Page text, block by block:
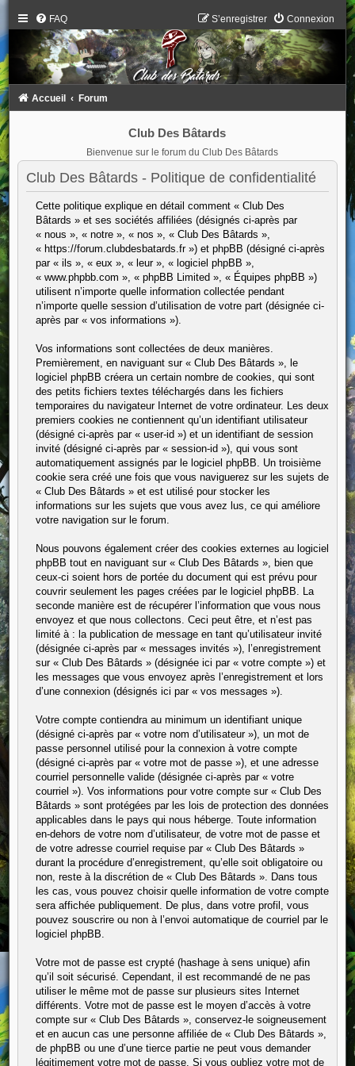
FAQ Connexion
S’enregistrer
Accueil Forum
Club Des Bâtards
Bienvenue sur le forum du Club Des Bâtards
Club Des Bâtards - Politique de confidentialité
Cette politique explique en détail comment « Club Des
Bâtards » et ses sociétés affiliées (désignés ci-après par
« nous », « notre », « nos », « Club Des Bâtards »,
« https://forum.clubdesbatards.fr ») et phpBB (désigné ci-après
par « ils », « eux », « leur », « logiciel phpBB »,
« www.phpbb.com », « phpBB Limited », « Équipes phpBB »)
utilisent n’importe quelle information collectée pendant
n’importe quelle session d’utilisation de votre part (désignée ci-
après par « vos informations »).
Vos informations sont collectées de deux manières.
Premièrement, en naviguant sur « Club Des Bâtards », le
logiciel phpBB créera un certain nombre de cookies, qui sont
des petits fichiers textes téléchargés dans les fichiers
temporaires du navigateur Internet de votre ordinateur. Les deux
premiers cookies ne contiennent qu’un identifiant utilisateur
(désigné ci-après par « user-id ») et un identifiant de session
invité (désigné ci-après par « session-id »), qui vous sont
automatiquement assignés par le logiciel phpBB. Un troisième
cookie sera créé une fois que vous naviguerez sur les sujets de
« Club Des Bâtards » et est utilisé pour stocker les
informations sur les sujets que vous avez lus, ce qui améliore
votre navigation sur le forum.
Nous pouvons également créer des cookies externes au logiciel
phpBB tout en naviguant sur « Club Des Bâtards », bien que
ceux-ci soient hors de portée du document qui est prévu pour
couvrir seulement les pages créées par le logiciel phpBB. La
seconde manière est de récupérer l’information que vous nous
envoyez et que nous collectons. Ceci peut être, et n’est pas
limité à : la publication de message en tant qu’utilisateur invité
(désignée ci-après par « messages invités »), l’enregistrement
sur « Club Des Bâtards » (désignée ici par « votre compte ») et
les messages que vous envoyez après l’enregistrement et lors
d’une connexion (désignés ici par « vos messages »).
Votre compte contiendra au minimum un identifiant unique
(désigné ci-après par « votre nom d’utilisateur »), un mot de
passe personnel utilisé pour la connexion à votre compte
(désigné ci-après par « votre mot de passe »), et une adresse
courriel personnelle valide (désignée ci-après par « votre
courriel »). Vos informations pour votre compte sur « Club Des
Bâtards » sont protégées par les lois de protection des données
applicables dans le pays qui nous héberge. Toute information
en-dehors de votre nom d’utilisateur, de votre mot de passe et
de votre adresse courriel requise par « Club Des Bâtards »
durant la procédure d’enregistrement, qu’elle soit obligatoire ou
non, reste à la discrétion de « Club Des Bâtards ». Dans tous
les cas, vous pouvez choisir quelle information de votre compte
sera affichée publiquement. De plus, dans votre profil, vous
pouvez souscrire ou non à l’envoi automatique de courriel par le
logiciel phpBB.
Votre mot de passe est crypté (hashage à sens unique) afin
qu’il soit sécurisé. Cependant, il est recommandé de ne pas
utiliser le même mot de passe sur plusieurs sites Internet
différents. Votre mot de passe est le moyen d’accès à votre
compte sur « Club Des Bâtards », conservez-le soigneusement
et en aucun cas une personne affiliée de « Club Des Bâtards »,
de phpBB ou une d’une tierce partie ne peut vous demander
légitimement votre mot de passe. Si vous oubliez votre mot de